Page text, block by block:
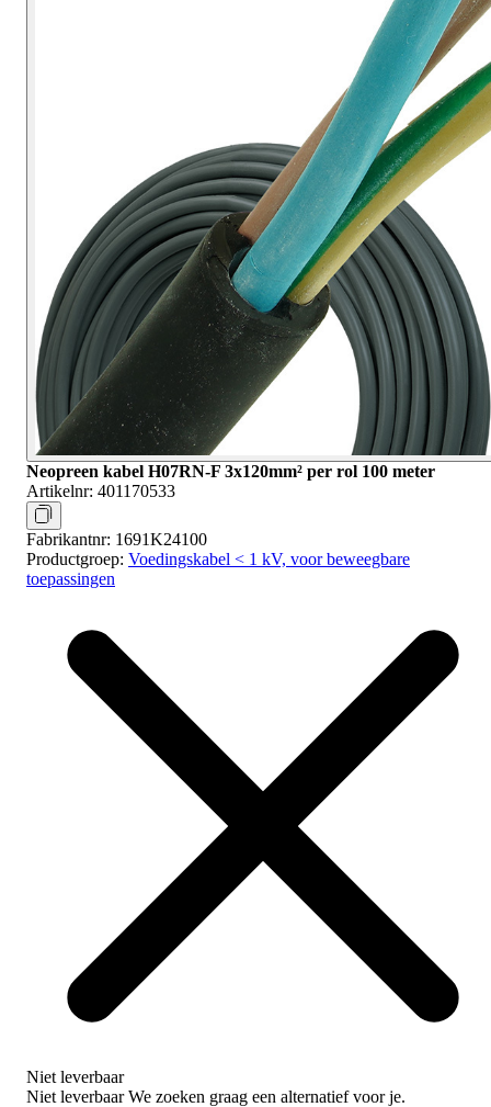
Neopreen kabel H07RN-F 3x120mm² per rol 100 meter
Artikelnr: 401170533
Fabrikantnr: 1691K24100
Productgroep: Voedingskabel < 1 kV, voor beweegbare
toepassingen
Niet leverbaar
Niet leverbaarWe zoeken graag een alternatief voor je.